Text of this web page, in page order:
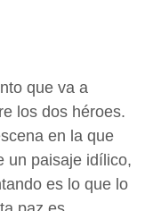
que va a
los dos héroes.
en la que
un paisaje idílico,
es lo que lo